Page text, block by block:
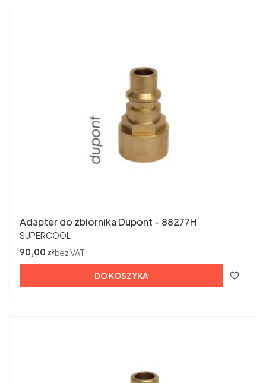
Adapter do zbiornika Dupont – 88277H
PRODUCENT
SUPERCOOL
Cena
90,00 złbez VAT
DO KOSZYKA